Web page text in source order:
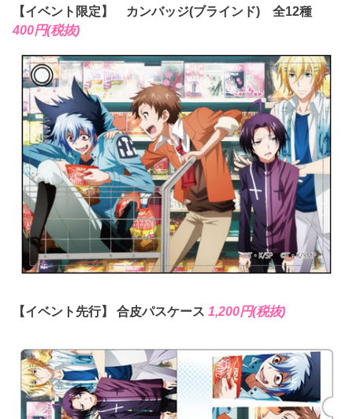
【イベント限定】 カンバッジ(ブラインド) 全12種
400円(税抜)
【イベント先行】 合皮パスケース1,200円(税抜)